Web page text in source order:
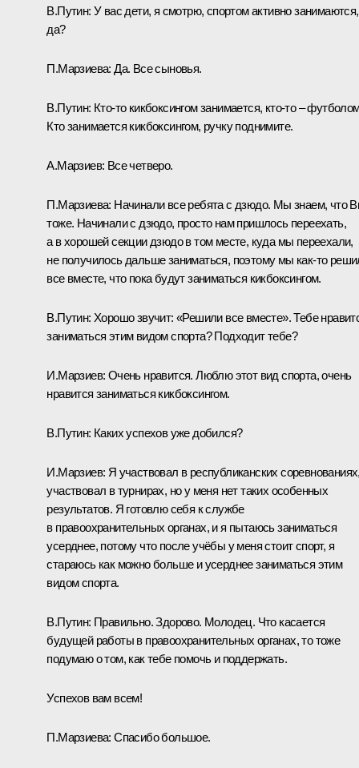
В.Путин: У вас дети, я смотрю, спортом активно занимаются,
да?
П.Марзиева: Да. Все сыновья.
В.Путин: Кто-то кикбоксингом занимается, кто-то –
Кто занимается кикбоксингом, ручку поднимите.
А.Марзиев: Все четверо.
П.Марзиева: Начинали все ребята с дзюдо. Мы знаем, что
тоже. Начинали с дзюдо, просто нам пришлось переехать,
а в хорошей секции дзюдо в том месте, куда мы переехали,
не получилось дальше заниматься, поэтому мы как-то
все вместе, что пока будут заниматься кикбоксингом.
В.Путин: Хорошо звучит: «Решили все вместе». Тебе
заниматься этим видом спорта? Подходит тебе?
И.Марзиев: Очень нравится. Люблю этот вид спорта, очень
нравится заниматься кикбоксингом.
В.Путин: Каких успехов уже добился?
И.Марзиев: Я участвовал в республиканских
участвовал в турнирах, но у меня нет таких особенных
результатов. Я готовлю себя к службе
в правоохранительных органах, и я пытаюсь заниматься
усерднее, потому что после учёбы у меня стоит спорт, я
стараюсь как можно больше и усерднее заниматься этим
видом спорта.
В.Путин: Правильно. Здорово. Молодец. Что касается
будущей работы в правоохранительных органах, то тоже
подумаю о том, как тебе помочь и поддержать.
Успехов вам всем!
П.Марзиева: Спасибо большое.